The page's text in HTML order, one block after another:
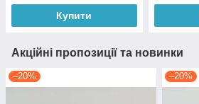
Купити
Акційні пропозиції та новинки
–20% –20%